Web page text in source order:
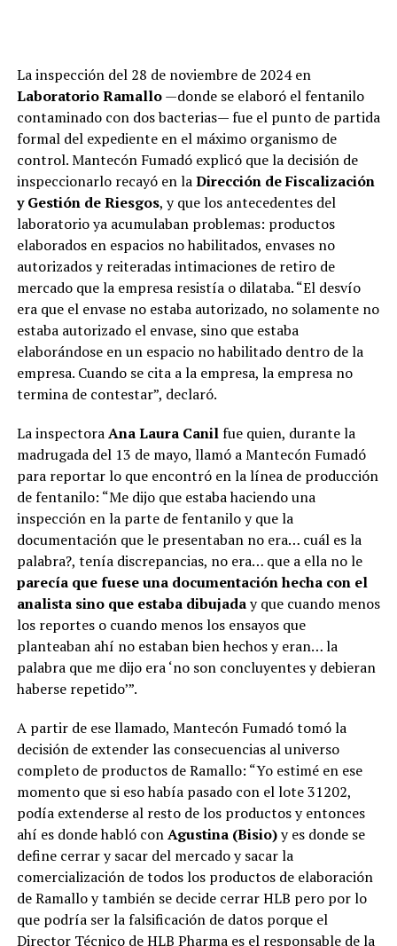
El propósito central, sin embargo, es claro:la
reelección de Milei. “Mi gran objetivo es empezar a
construir el camino para que el presidente, mi hermano,
sea reelecto en 2027”, planteóKarina Milei,la dueña
de la lapicera, ante la militancia a principios de julio en
el marco de su visita a la provincia de Misiones. El
campamento que responde al asesor presidencial,
Santiago Caputo, también trabaja con ese objetivo.
“La discusión es Javier 2027. La reelección lo es todo
contrario,el botón de reseteo está a la vuelta de la
esquina”, sintetizó un alfil caputista.
ADVERTISEMENT
La inspección del 28 de noviembre de 2024 en
Laboratorio Ramallo—donde se elaboró el fentanilo
contaminado con dos bacterias— fue el punto de partida
formal del expediente en el máximo organismo de
control. Mantecón Fumadó explicó que la decisión de
inspeccionarlo recayó en laDirección de Fiscalización
y Gestión de Riesgos, y que los antecedentes del
laboratorio ya acumulaban problemas: productos
elaborados en espacios no habilitados, envases no
autorizados y reiteradas intimaciones de retiro de
mercado que la empresa resistía o dilataba. “El desvío
era que el envase no estaba autorizado, no solamente no
estaba autorizado el envase, sino que estaba
elaborándose en un espacio no habilitado dentro de la
empresa. Cuando se cita a la empresa, la empresa no
termina de contestar”, declaró.
La inspectoraAna Laura Canilfue quien, durante la
madrugada del 13 de mayo, llamó a Mantecón Fumadó
para reportar lo que encontró en la línea de producción
de fentanilo: “Me dijo que estaba haciendo una
inspección en la parte de fentanilo y que la
documentación que le presentaban no era… cuál es la
palabra?, tenía discrepancias, no era… que a ella no le
parecía que fuese una documentación hecha con el
analista sino que estaba dibujaday que cuando menos
los reportes o cuando menos los ensayos que
planteaban ahí no estaban bien hechos y eran… la
palabra que me dijo era ‘no son concluyentes y debieran
haberse repetido’”.
A partir de ese llamado, Mantecón Fumadó tomó la
decisión de extender las consecuencias al universo
completo de productos de Ramallo: “Yo estimé en ese
momento que si eso había pasado con el lote 31202,
podía extenderse al resto de los productos y entonces
ahí es donde habló conAgustina (Bisio)y es donde se
define cerrar y sacar del mercado y sacar la
comercialización de todos los productos de elaboración
de Ramallo y también se decide cerrar HLB pero por lo
que podría ser la falsificación de datos porque el
Director Técnico de HLB Pharma es el responsable de la